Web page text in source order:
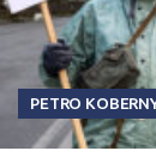
PETRO